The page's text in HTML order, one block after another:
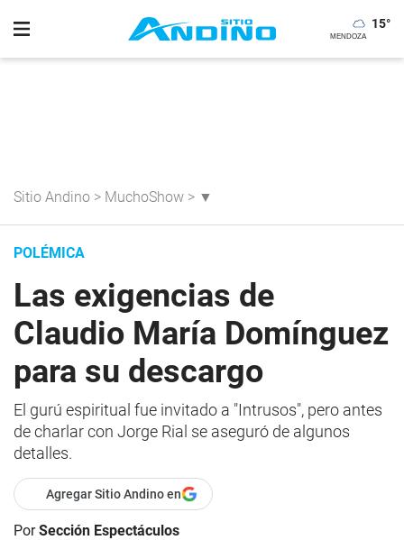
15°
Sitio Andino > MuchoShow > ▼
POLÉMICA
Las exigencias de
Claudio María Domínguez
para su descargo
El gurú espiritual fue invitado a "Intrusos", pero antes
de charlar con Jorge Rial se aseguró de algunos
detalles.
Agregar Sitio Andino en
PorSección Espectáculos